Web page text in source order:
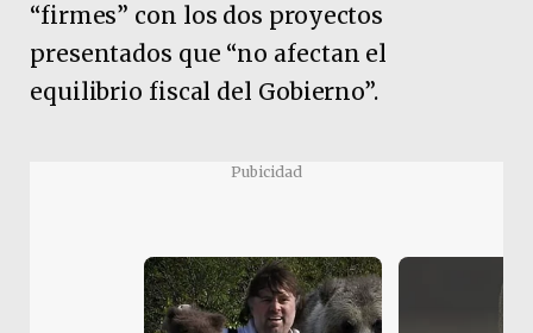
“firmes” con los dos proyectos
presentados que “no afectan el
equilibrio fiscal del Gobierno”.
Pubicidad